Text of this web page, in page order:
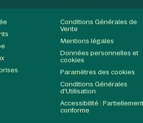
Conditions Générales de
Vente
Mentions légales
Données personnelles et
cookies
Paramètres des cookies
Conditions Générales
d'Utilisation
Accessibilité : Partiellement
conforme